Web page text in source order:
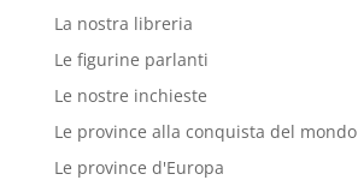
La nostra libreria
Le figurine parlanti
Le nostre inchieste
Le province alla conquista del mondo
Le province d'Europa